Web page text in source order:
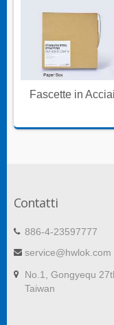
Fascette in
Contatti
886-4-23597777
service@hwlok.com
No.1, Gongyequ
Taiwan